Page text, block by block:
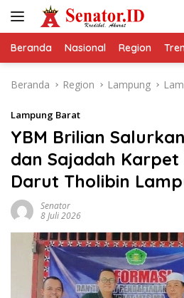
Beranda Nasional Region
Beranda Region Lampung
Lampung Barat
YBM Brilian
dan Sajadah Karpet
Darut Tholibin
Senator
8 Juli 2026